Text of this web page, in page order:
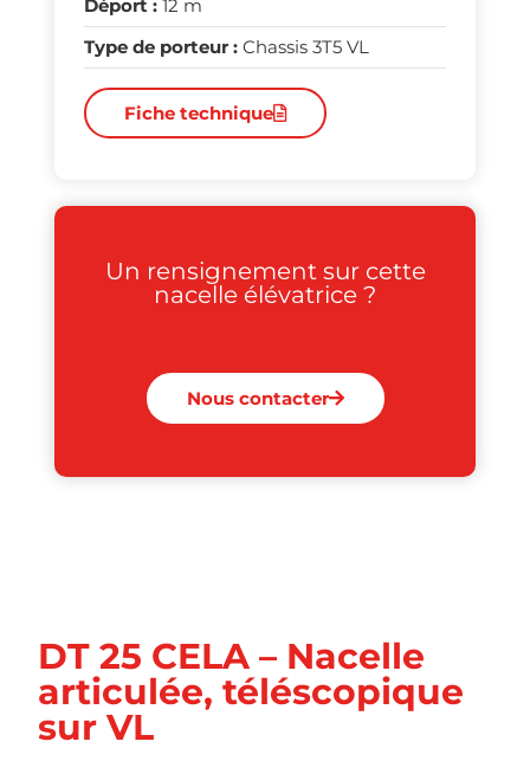
Déport :12 m
Type de porteur :Chassis 3T5 VL
Fiche technique
Un rensignement sur cette
nacelle élévatrice ?
Nous contacter
DT 25 CELA – Nacelle
articulée, téléscopique
sur VL